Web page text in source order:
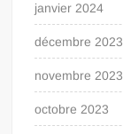
janvier 2024
décembre 2023
novembre 2023
octobre 2023